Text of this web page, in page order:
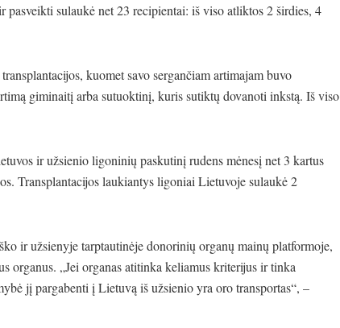
sulaukė net 23 recipientai: iš viso atliktos 2 širdies, 4
kuomet savo sergančiam artimajam buvo
giminaitį arba sutuoktinį, kuris sutiktų dovanoti inkstą. Iš viso
ir užsienio ligoninių paskutinį rudens mėnesį net 3 kartus
Transplantacijos laukiantys ligoniai Lietuvoje sulaukė 2
ir užsienyje tarptautinėje donorinių organų mainų platformoje,
organus. „Jei organas atitinka keliamus kriterijus ir tinka
jį pargabenti į Lietuvą iš užsienio yra oro transportas“, –